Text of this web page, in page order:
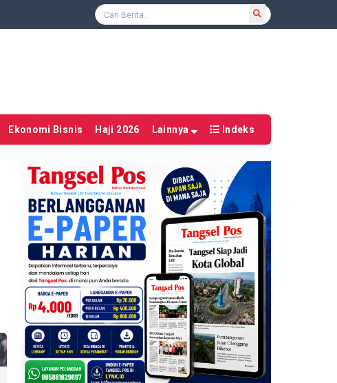
Ekonomi Bisnis Haji 2026 Lainnya Indeks